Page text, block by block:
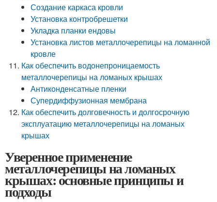
Создание каркаса кровли
Установка контробрешетки
Укладка планки ендовы
Установка листов металлочерепицы на ломанной
кровле
Как обеспечить водонепроницаемость
металлочерепицы на ломаных крышах
Антиконденсатные пленки
Супердиффузионная мембрана
Как обеспечить долговечность и долгосрочную
эксплуатацию металлочерепицы на ломаных
крышах
Уверенное применение
металлочерепицы на ломаных
крышах: основные принципы и
подходы